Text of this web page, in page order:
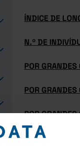
ÍNDICE DE
N.º DE
POR GRANDES
POR
POR
POR GRANDES